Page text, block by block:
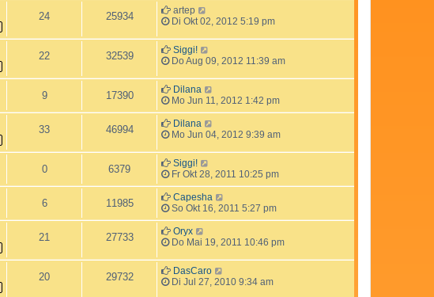
24 25934
artep
Di Okt 02, 2012 5:19 pm
22 32539
Siggi!
Do Aug 09, 2012 11:39 am
9 17390
Dilana
Mo Jun 11, 2012 1:42 pm
33 46994
Dilana
Mo Jun 04, 2012 9:39 am
0 6379
Siggi!
Fr Okt 28, 2011 10:25 pm
6 11985
Capesha
So Okt 16, 2011 5:27 pm
21 27733
Oryx
Do Mai 19, 2011 10:46 pm
20 29732
DasCaro
Di Jul 27, 2010 9:34 am